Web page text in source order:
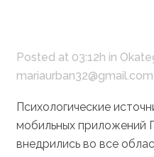
Posted at 03:12h in
mariaurban32@gmail.com
Психологические
мобильных приложений
внедрились во все